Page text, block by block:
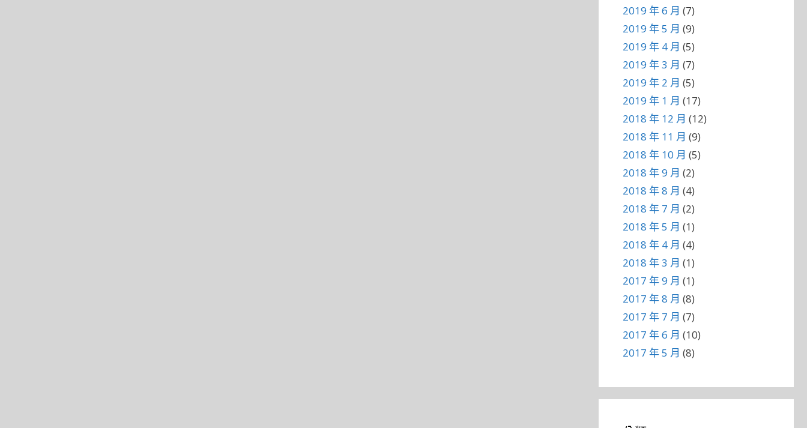
2019 年 6 月 (7)
2019 年 5 月 (9)
2019 年 4 月 (5)
2019 年 3 月 (7)
2019 年 2 月 (5)
2019 年 1 月 (17)
2018 年 12 月 (12)
2018 年 11 月 (9)
2018 年 10 月 (5)
2018 年 9 月 (2)
2018 年 8 月 (4)
2018 年 7 月 (2)
2018 年 5 月 (1)
2018 年 4 月 (4)
2018 年 3 月 (1)
2017 年 9 月 (1)
2017 年 8 月 (8)
2017 年 7 月 (7)
2017 年 6 月 (10)
2017 年 5 月 (8)